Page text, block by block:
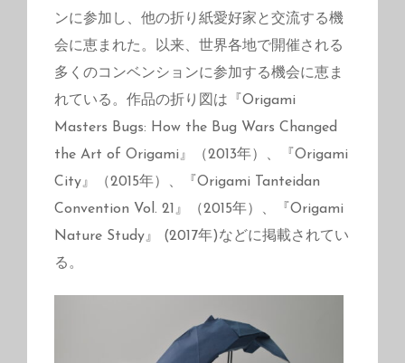
ンに参加し、他の折り紙愛好家と交流する機
会に恵まれた。以来、世界各地で開催される
多くのコンベンションに参加する機会に恵ま
れている。作品の折り図は『Origami
Masters Bugs: How the Bug Wars Changed
the Art of Origami』（2013年）、『Origami
City』（2015年）、『Origami Tanteidan
Convention Vol. 21』（2015年）、『Origami
Nature Study』 (2017年)などに掲載されてい
る。